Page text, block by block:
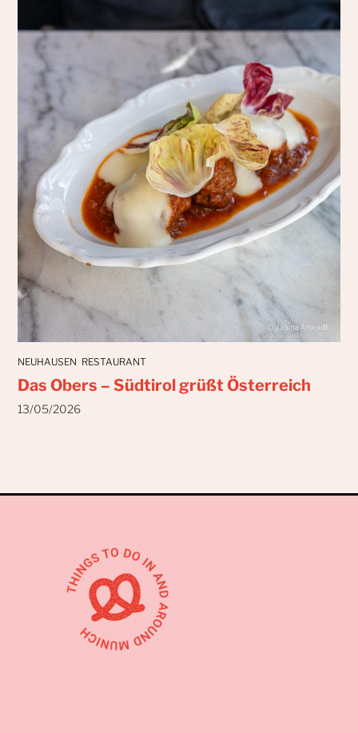
NEUHAUSEN RESTAURANT
Das Obers – Südtirol grüßt Österreich
13/05/2026